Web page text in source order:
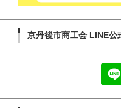
京丹後市商工会 LINE公